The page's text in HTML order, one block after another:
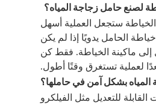
لصنع حامل زجاجة المياه؟
ستجعل العملية أسهل
الحامل يدويًا إذا لم يكن
إلى ماكينة الخياطة. فقط كن
لعملية تستغرق وقتًا أطول.
المياه بشكل آمن في حاملها؟
للتعديل مثل الفيلكرو